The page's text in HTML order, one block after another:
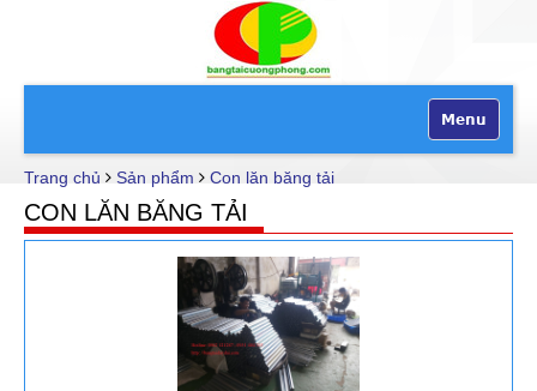
Menu
Trang chủ Sản phẩm Con lăn băng tải
CON LĂN BĂNG TẢI